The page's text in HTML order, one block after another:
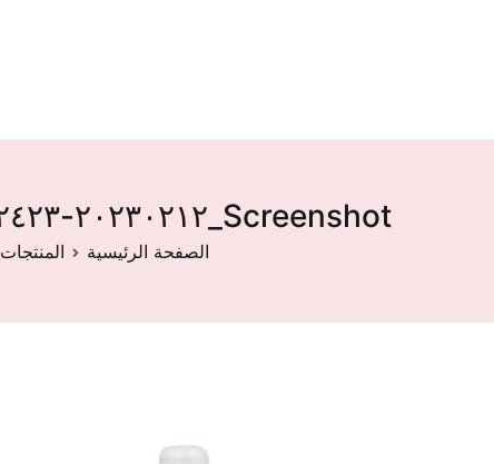
Screenshot_٢٠٢٣٠٢١٢-١٨٢٤٢٣
الصفحة الرئيسية المنتجات